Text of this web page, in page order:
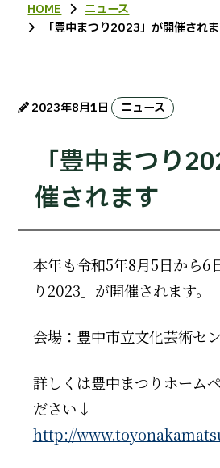
HOME
ニュース
「豊中まつり2023」が開催され
2023年8月1日 ニュース
「豊中まつり
催されます
本年も令和5年8月5日から6
り2023」が開催されます。
会場：豊中市立文化芸術セ
詳しくは豊中まつりホーム
ださい↓
http://